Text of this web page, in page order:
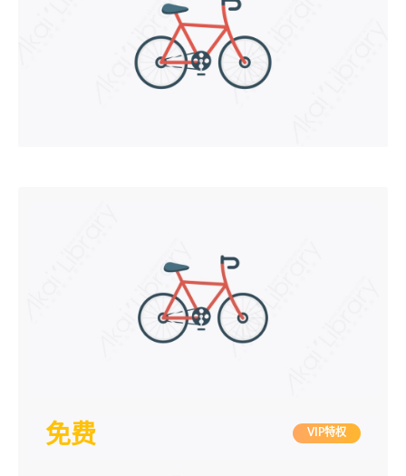
免费 VIP特权